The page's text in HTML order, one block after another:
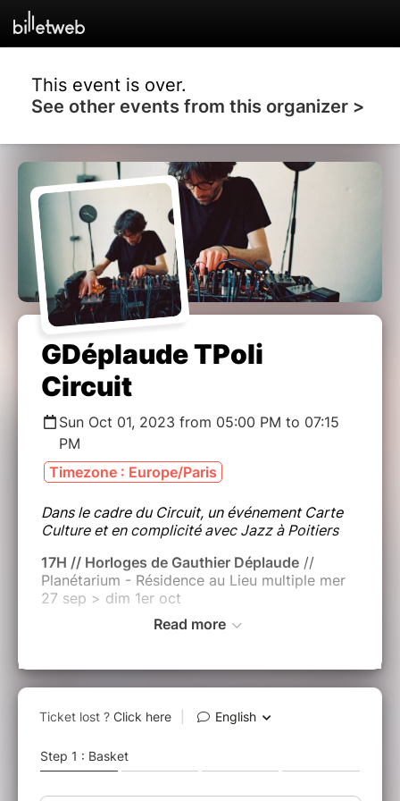
This event is over.
See other events from this organizer >
GDéplaude TPoli
Circuit
Sun Oct 01, 2023 from 05:00 PM to 07:15
PM
Timezone : Europe/Paris
Dans le cadre du Circuit, un événement Carte
Culture et en complicité avec Jazz à Poitiers
17H // Horloges de Gauthier Déplaude //
Planétarium - Résidence au Lieu multiple mer
27 sep > dim 1er oct
18H // Thomas Poli// Planétarium
Read more